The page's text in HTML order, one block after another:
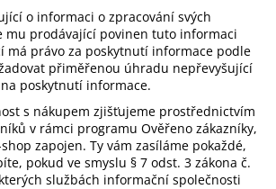
o informaci o zpracování svých
mu prodávající povinen tuto informaci
má právo za poskytnutí informace podle
přiměřenou úhradu nepřevyšující
poskytnutí informace.
s nákupem zjišťujeme prostřednictvím
v rámci programu Ověřeno zákazníky,
zapojen. Ty vám zasíláme pokaždé,
pokud ve smyslu § 7 odst. 3 zákona č.
službách informační společnosti